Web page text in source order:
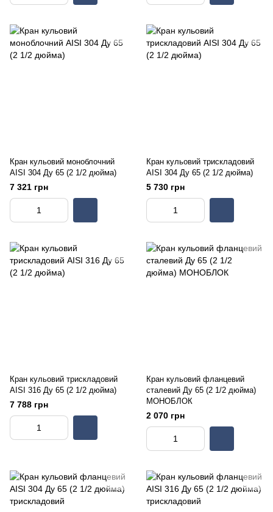
Кран кульовий моноблочний
AISI 304 Ду 65 (2 1/2 дюйма)
7 321 грн
Кран кульовий трискладовий
AISI 304 Ду 65 (2 1/2 дюйма)
5 730 грн
Кран кульовий трискладовий
AISI 316 Ду 65 (2 1/2 дюйма)
7 788 грн
Кран кульовий фланцевий
сталевий Ду 65 (2 1/2 дюйма)
МОНОБЛОК
2 070 грн